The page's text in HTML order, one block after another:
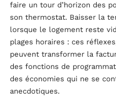
faire un tour d’horizon des
son thermostat. Baisser la
lorsque le logement reste
plages horaires : ces
peuvent transformer la
des fonctions de
des économies qui ne se
anecdotiques.